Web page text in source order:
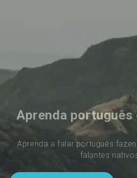
Aprenda português
Aprenda a falar português
falantes